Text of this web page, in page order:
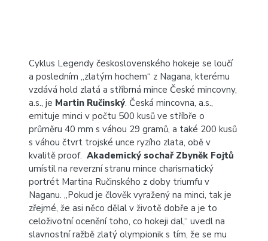
Cyklus Legendy československého hokeje se loučí
a posledním „zlatým hochem“ z Nagana, kterému
vzdává hold zlatá a stříbrná mince České mincovny,
a.s., je Martin Ručinský. Česká mincovna, a.s.,
emituje minci v počtu 500 kusů ve stříbře o
průměru 40 mm s váhou 29 gramů, a také 200 kusů
s váhou čtvrt trojské unce ryzího zlata, obě v
kvalitě proof. Akademický sochař Zbyněk Fojtů
umístil na reverzní stranu mince charismatický
portrét Martina Ručinského z doby triumfu v
Naganu. „Pokud je člověk vyražený na minci, tak je
zřejmé, že asi něco dělal v životě dobře a je to
celoživotní ocenění toho, co hokeji dal,“ uvedl na
slavnostní ražbě zlatý olympionik s tím, že se mu